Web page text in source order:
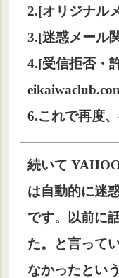
2.[オリジナル
3.[迷惑メール
4.[受信拒否・
6.これで再度
続いて
は自動的に迷
です。以前に
た。と言って
なかったとい